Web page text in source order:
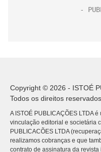
Copyright © 2026 - ISTOÉ
Todos os direitos reservados.
A ISTOÉ PUBLICAÇÕES LTDA
vinculação editorial e societária
PUBLICACÕES LTDA
realizamos cobranças e que
contrato de assinatura da